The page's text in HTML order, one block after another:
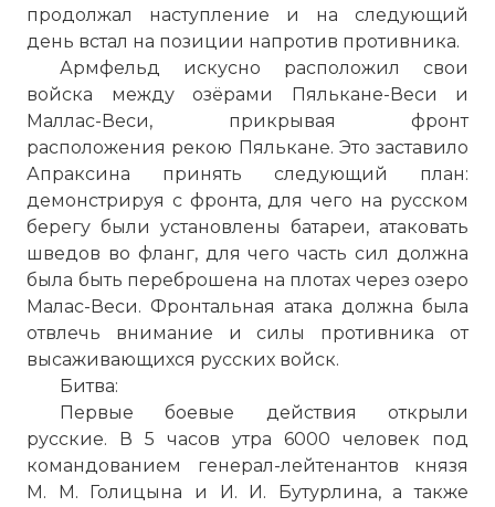
продолжал наступление и на следующий
день встал на позиции напротив противника.
Армфельд искусно расположил свои
войска между озёрами Пялькане-Веси и
Маллас-Веси, прикрывая фронт
расположения рекою Пялькане. Это заставило
Апраксина принять следующий план:
демонстрируя с фронта, для чего на русском
берегу были установлены батареи, атаковать
шведов во фланг, для чего часть сил должна
была быть переброшена на плотах через озеро
Малас-Веси. Фронтальная атака должна была
отвлечь внимание и силы противника от
высаживающихся русских войск.
Битва:
Первые боевые действия открыли
русские. В 5 часов утра 6000 человек под
командованием генерал-лейтенантов князя
М. М. Голицына и И. И. Бутурлина, а также